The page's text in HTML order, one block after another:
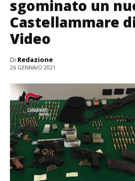
sgominato un
Castellammare
Video
Di Redazione
26 GENNAIO 2021